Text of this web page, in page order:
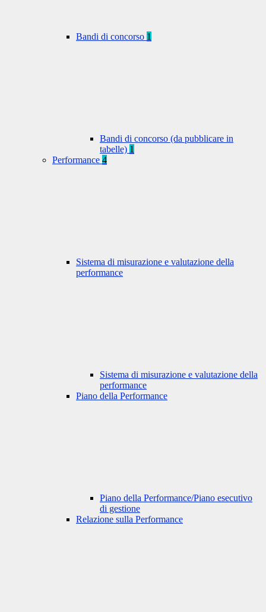
Bandi di concorso 1
Bandi di concorso (da pubblicare in
tabelle) 1
Performance 4
Sistema di misurazione e valutazione della
performance
Sistema di misurazione e valutazione della
performance
Piano della Performance
Piano della Performance/Piano esecutivo
di gestione
Relazione sulla Performance